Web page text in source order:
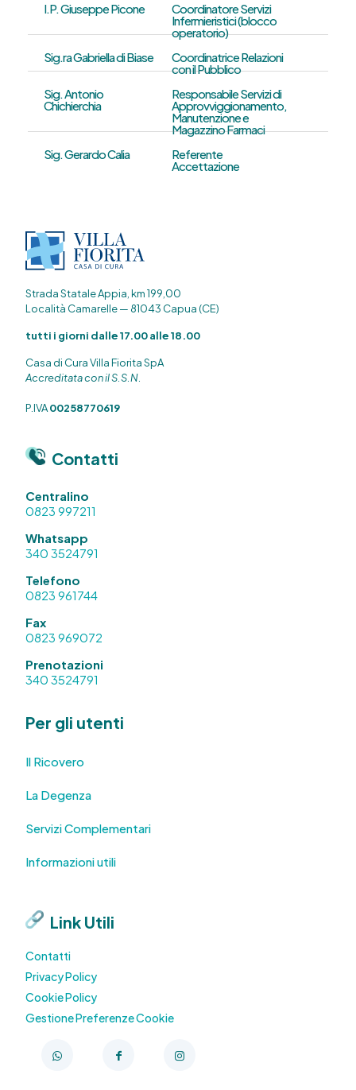
I.P. Giuseppe Picone
Coordinatore Servizi
Infermieristici (blocco
operatorio)
Sig.ra Gabriella di Biase
Coordinatrice Relazioni
con il Pubblico
Sig. Antonio
Chichierchia
Responsabile Servizi di
Approvviggionamento,
Manutenzione e
Magazzino Farmaci
Sig. Gerardo Calia
Referente
Accettazione
Strada Statale Appia, km 199,00
Località Camarelle — 81043 Capua (CE)
tutti i giorni dalle 17.00 alle 18.00
Casa di Cura Villa Fiorita SpA
Accreditata con il S.S.N.
P.IVA00258770619
Contatti
Centralino
0823 997211
Whatsapp
340 3524791
Telefono
0823 961744
Fax
0823 969072
Prenotazioni
340 3524791
Per gli utenti
Il Ricovero
La Degenza
Servizi Complementari
Informazioni utili
Link Utili
Contatti
Privacy Policy
Cookie Policy
Gestione Preferenze Cookie